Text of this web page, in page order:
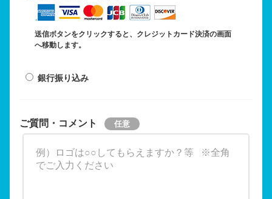
送信ボタンをクリックすると、クレジットカード決済の画面
へ移動します。
銀行振り込み
ご質問・コメント